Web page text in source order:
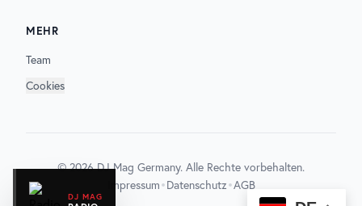
DJ MAG
MEHR
Team
Cookies
©2026DJ Mag Germany. Alle Rechte vorbehalten.
Impressum•Datenschutz•AGB